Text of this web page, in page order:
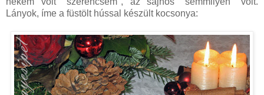
Lányok, íme a füstölt hússal készült kocsonya: